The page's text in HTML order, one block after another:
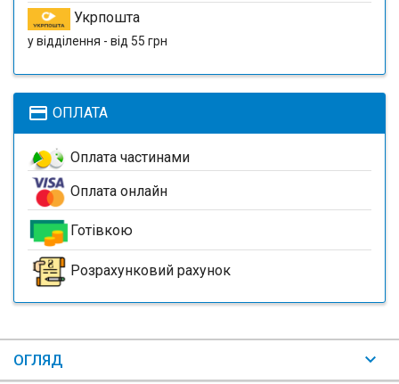
Укрпошта
у відділення - від 55 грн
payment ОПЛАТА
Оплата частинами
Оплата онлайн
Готівкою
Розрахунковий рахунок
ОГЛЯД